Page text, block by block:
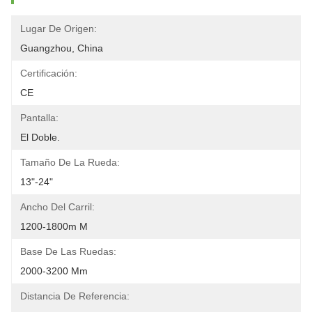
Lugar De Origen:
Guangzhou, China
Certificación:
CE
Pantalla:
El Doble.
Tamaño De La Rueda:
13"-24"
Ancho Del Carril:
1200-1800m M
Base De Las Ruedas:
2000-3200 Mm
Distancia De Referencia: